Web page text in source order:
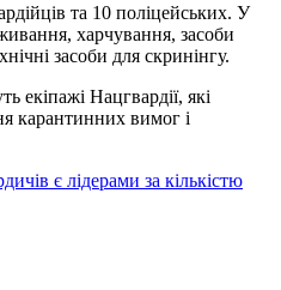
та 10 поліцейських. У
харчування, засоби
засоби для скринінгу.
Нацгвардії, які
карантинних вимог і
є лідерами за кількістю